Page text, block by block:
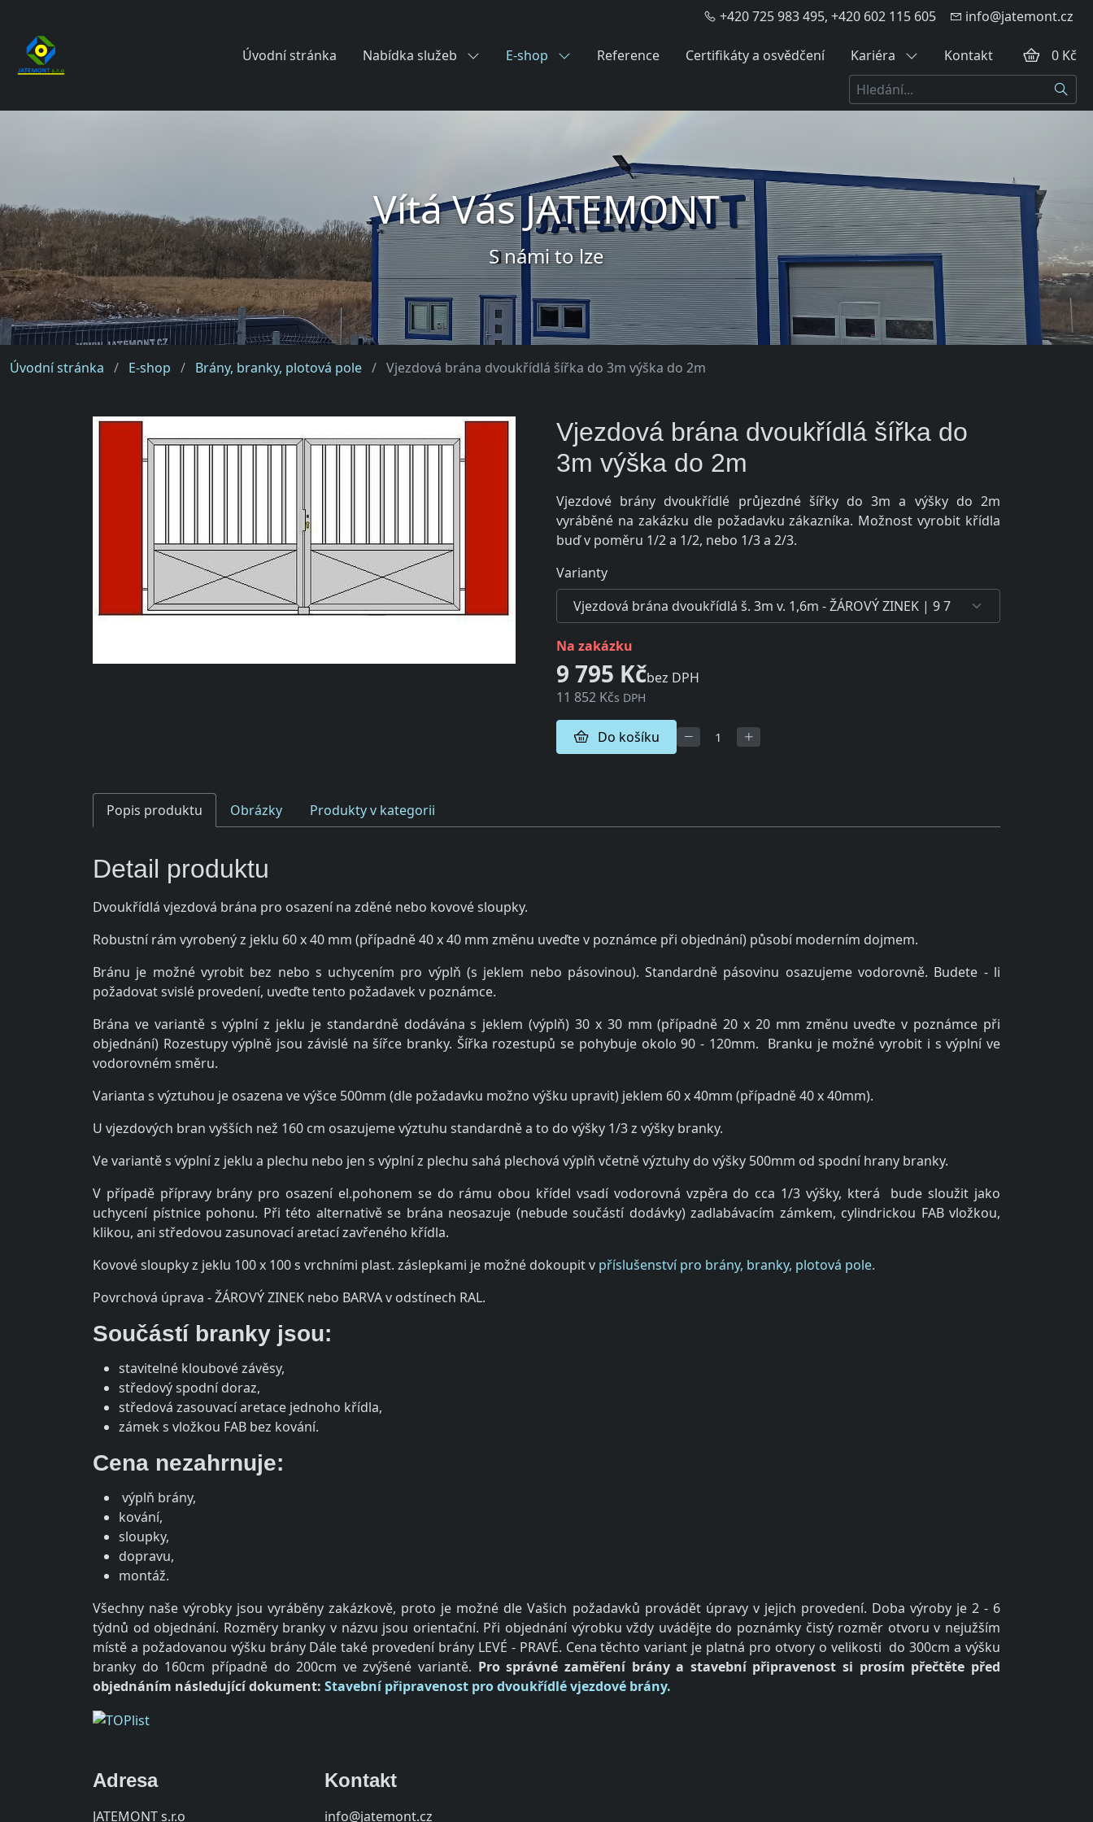
+420 725 983 495, +420 602 115 605 info@jatemont.cz
Úvodní stránka Nabídka služeb E-shop Reference Certifikáty a osvědčení Kariéra Kontakt
0 Kč
Hledat
Vítá Vás JATEMONT
S námi to lze
Úvodní stránka E-shop Brány, branky, plotová pole Vjezdová brána dvoukřídlá šířka do 3m výška do 2m
Vjezdová brána dvoukřídlá šířka do
3m výška do 2m
Vjezdové brány dvoukřídlé průjezdné šířky do 3m a výšky do 2m
vyráběné na zakázku dle požadavku zákazníka. Možnost vyrobit křídla
buď v poměru 1/2 a 1/2, nebo 1/3 a 2/3.
Varianty
na zakázku
9 795 Kčbez DPH
11 852 Kčs DPH
Do košíku
Popis produktu Obrázky Produkty v kategorii
Detail produktu
Dvoukřídlá vjezdová brána pro osazení na zděné nebo kovové sloupky.
Robustní rám vyrobený z jeklu 60 x 40 mm (případně 40 x 40 mm změnu uveďte v poznámce při objednání) působí moderním dojmem.
Bránu je možné vyrobit bez nebo s uchycením pro výplň (s jeklem nebo pásovinou). Standardně pásovinu osazujeme vodorovně. Budete - li
požadovat svislé provedení, uveďte tento požadavek v poznámce.
Brána ve variantě s výplní z jeklu je standardně dodávána s jeklem (výplň) 30 x 30 mm (případně 20 x 20 mm změnu uveďte v poznámce při
objednání) Rozestupy výplně jsou závislé na šířce branky. Šířka rozestupů se pohybuje okolo 90 - 120mm. Branku je možné vyrobit i s výplní ve
vodorovném směru.
Varianta s výztuhou je osazena ve výšce 500mm (dle požadavku možno výšku upravit) jeklem 60 x 40mm (případně 40 x 40mm).
U vjezdových bran vyšších než 160 cm osazujeme výztuhu standardně a to do výšky 1/3 z výšky branky.
Ve variantě s výplní z jeklu a plechu nebo jen s výplní z plechu sahá plechová výplň včetně výztuhy do výšky 500mm od spodní hrany branky.
V případě přípravy brány pro osazení el.pohonem se do rámu obou křídel vsadí vodorovná vzpěra do cca 1/3 výšky, která bude sloužit jako
uchycení pístnice pohonu. Při této alternativě se brána neosazuje (nebude součástí dodávky) zadlabávacím zámkem, cylindrickou FAB vložkou,
klikou, ani středovou zasunovací aretací zavřeného křídla.
Kovové sloupky z jeklu 100 x 100 s vrchními plast. záslepkami je možné dokoupit v příslušenství pro brány, branky, plotová pole.
Povrchová úprava - ŽÁROVÝ ZINEK nebo BARVA v odstínech RAL.
Součástí branky jsou:
stavitelné kloubové závěsy,
středový spodní doraz,
středová zasouvací aretace jednoho křídla,
zámek s vložkou FAB bez kování.
Cena nezahrnuje:
výplň brány,
kování,
sloupky,
dopravu,
montáž.
Všechny naše výrobky jsou vyráběny zakázkově, proto je možné dle Vašich požadavků provádět úpravy v jejich provedení. Doba výroby je 2 - 6
týdnů od objednání. Rozměry branky v názvu jsou orientační. Při objednání výrobku vždy uvádějte do poznámky čistý rozměr otvoru v nejužším
místě a požadovanou výšku brány Dále také provedení brány LEVÉ - PRAVÉ. Cena těchto variant je platná pro otvory o velikosti do 300cm a výšku
branky do 160cm případně do 200cm ve zvýšené variantě. Pro správné zaměření brány a stavební připravenost si prosím přečtěte před
objednáním následující dokument: Stavební připravenost pro dvoukřídlé vjezdové brány.
Adresa
JATEMONT s.r.o
Kontakt
info@jatemont.cz